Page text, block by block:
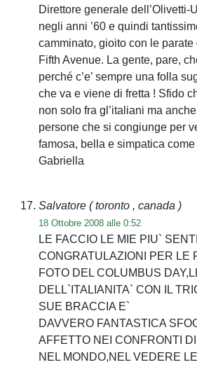
Direttore generale dell’Olivetti-
negli anni ’60 e quindi
camminato, gioito con le
Fifth Avenue. La gente, pare,
perché c’e’ sempre una folla
che va e viene di fretta ! Sfido
non solo fra gl’italiani ma
persone che si congiunge per
famosa, bella e simpatica
Gabriella
Salvatore ( toronto , canada )
18 Ottobre 2008 alle 0:52
LE FACCIO LE MIE PIU`
CONGRATULAZIONI PER LE
FOTO DEL COLUMBUS
DELL`ITALIANITA` CON IL
SUE BRACCIA E`
DAVVERO FANTASTICA
AFFETTO NEI CONFRONTI DI
NEL MONDO,NEL VEDERE